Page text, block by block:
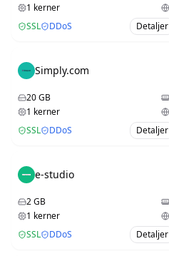
1 kerner
SSL
DDoS Detaljer
Simply.com
20GB
1 kerner
SSL
DDoS Detaljer
e-studio
2GB
1 kerner
SSL
DDoS Detaljer